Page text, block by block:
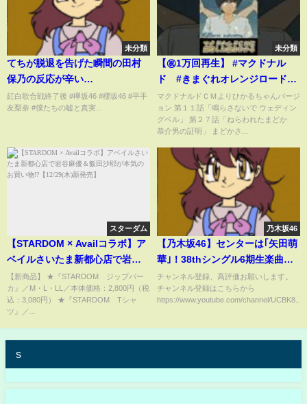
未分類
てちが脱退を告げた瞬間の田村
保乃の反応が辛い…
紅白歌合戦終了後 #欅坂46 #櫻坂46 #平手
友梨奈 #僕たちの嘘と真実...
未分類
【㊗️1万回再生】 #マクドナル
ド #きまぐれオレンジロード
コラボＣＭ 檜山ひかる登場シ
ーン #檜山ひかる #ビッグマ
ック #オレンジロード
マクドナルドＣＭよりひかるちゃんバージ
ョン 第１１話「鳴らさないで ウェディン
グベル」 第２７話「ねらわれたまどか
恭介男の証明」 まどかさ...
スターダム
【STARDOM × Availコラボ】ア
ベイルさいたま新都心店で岩谷
麻優＆飯田沙耶が本気のお買い
物!?【12/29(木)新発売】
【新商品】 ★『STARDOM ジップパー
カ』／M・L・LL／本体価格：2,800円（税
込：3,080円） ★『STARDOM Tシャ
ツ』／...
乃木坂46
【乃木坂46】センターは｢矢田萌
華｣！38thシングル6期生楽曲
『タイムリミット片想い』曲と
MVの率直な感想を語る！
チャンネル登録、高評価お願いします。
チャンネル登録はこちらから
https://www.youtube.com/channel/UCBK8...
s